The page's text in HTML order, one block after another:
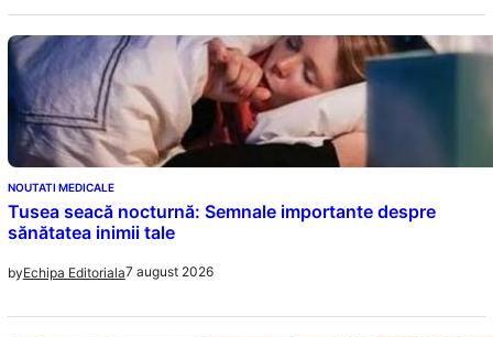
NOUTATI MEDICALE
Tusea seacă nocturnă: Semnale importante despre
sănătatea inimii tale
byEchipa Editoriala7 august 2026